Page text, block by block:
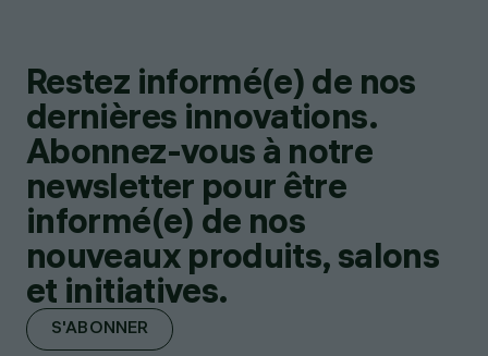
Restez informé(e) de nos
dernières innovations.
Abonnez-vous à notre
newsletter pour être
informé(e) de nos
nouveaux produits, salons
et initiatives.
S'ABONNER